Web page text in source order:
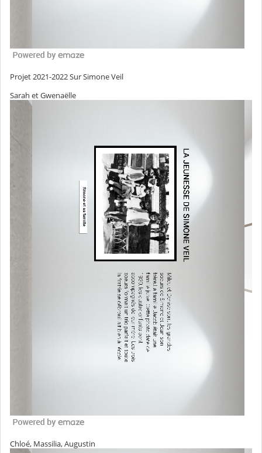
Projet 2021-2022 Sur Simone Veil
Sarah et Gwenaëlle
Chloé, Massilia, Augustin